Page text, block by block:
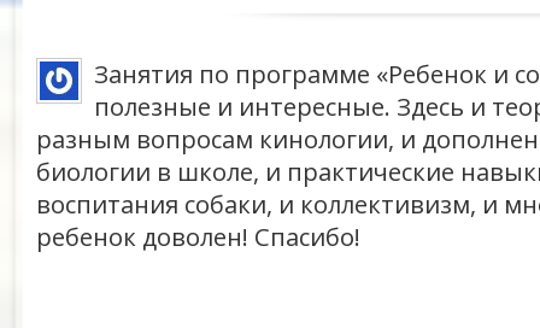
Занятия по программе «Ребенок и
полезные и интересные. Здесь и
разным вопросам кинологии, и
биологии в школе, и практические
воспитания собаки, и коллективизм, и
ребенок доволен! Спасибо!